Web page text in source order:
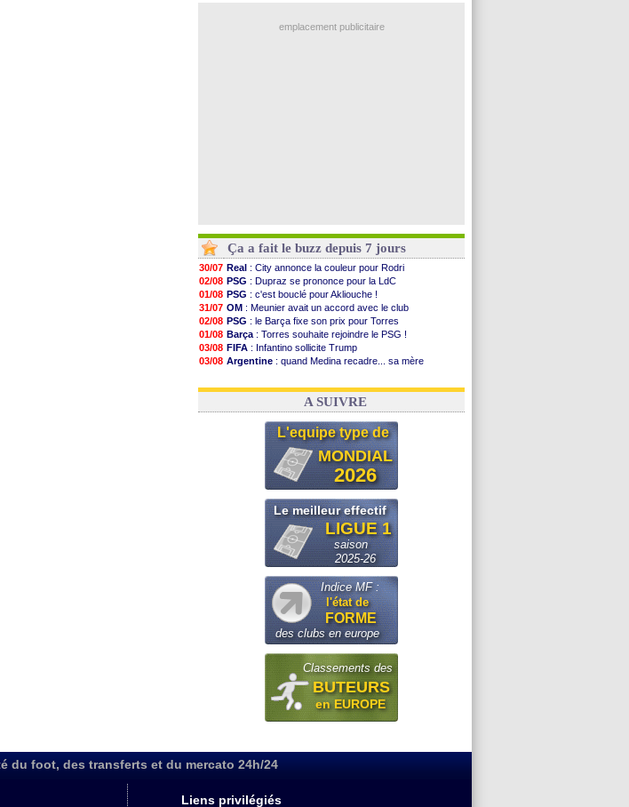
: une approche pour Diatta
emplacement publicitaire
Ça a fait le buzz depuis 7 jours
30/07 Real : City annonce la couleur pour Rodri
02/08 PSG : Dupraz se prononce pour la LdC
01/08 PSG : c'est bouclé pour Akliouche !
31/07 OM : Meunier avait un accord avec le club
02/08 PSG : le Barça fixe son prix pour Torres
01/08 Barça : Torres souhaite rejoindre le PSG !
03/08 FIFA : Infantino sollicite Trump
03/08 Argentine : quand Medina recadre... sa mère
03/08 OM: Paixão attire un 2e club anglais
A SUIVRE
L'equipe type de
MONDIAL
2026
Le meilleur effectif
LIGUE 1
saison
2025-26
Indice MF :
l'état de
FORME
des clubs en europe
Classements des
BUTEURS
en EUROPE
du foot, des transferts et du mercato 24h/24
Liens privilégiés